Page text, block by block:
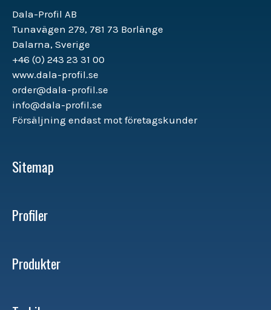
Dala-Profil AB
Tunavägen 279, 781 73 Borlänge
Dalarna, Sverige
+46 (0) 243 23 31 00
www.dala-profil.se
order@dala-profil.se
info@dala-profil.se
Försäljning endast mot företagskunder
Sitemap
Profiler
Produkter